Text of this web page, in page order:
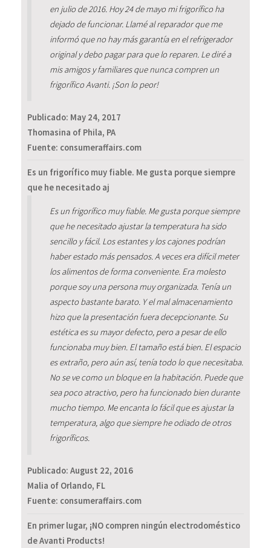
en julio de 2016. Hoy 24 de mayo mi frigorífico ha
dejado de funcionar. Llamé al reparador que me
informó que no hay más garantía en el refrigerador
original y debo pagar para que lo reparen. Le diré a
mis amigos y familiares que nunca compren un
frigorífico Avanti. ¡Son lo peor!
Publicado: May 24, 2017
Thomasina of Phila, PA
Fuente: consumeraffairs.com
Es un frigorífico muy fiable. Me gusta porque siempre
que he necesitado aj
Es un frigorífico muy fiable. Me gusta porque siempre
que he necesitado ajustar la temperatura ha sido
sencillo y fácil. Los estantes y los cajones podrían
haber estado más pensados. A veces era difícil meter
los alimentos de forma conveniente. Era molesto
porque soy una persona muy organizada. Tenía un
aspecto bastante barato. Y el mal almacenamiento
hizo que la presentación fuera decepcionante. Su
estética es su mayor defecto, pero a pesar de ello
funcionaba muy bien. El tamaño está bien. El espacio
es extraño, pero aún así, tenía todo lo que necesitaba.
No se ve como un bloque en la habitación. Puede que
sea poco atractivo, pero ha funcionado bien durante
mucho tiempo. Me encanta lo fácil que es ajustar la
temperatura, algo que siempre he odiado de otros
frigoríficos.
Publicado: August 22, 2016
Malia of Orlando, FL
Fuente: consumeraffairs.com
En primer lugar, ¡NO compren ningún electrodoméstico
de Avanti Products!